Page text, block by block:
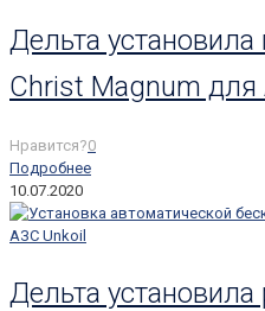
Дельта
Christ Magnum для
Нравится?0
Подробнее
10.07.2020
Дельта